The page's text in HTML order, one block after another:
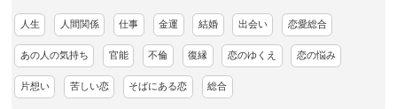
人生 人間関係 仕事 金運 結婚 出会い 恋愛総合
あの人の気持ち 官能 不倫 復縁 恋のゆくえ 恋の悩み
片想い 苦しい恋 そばにある恋 総合